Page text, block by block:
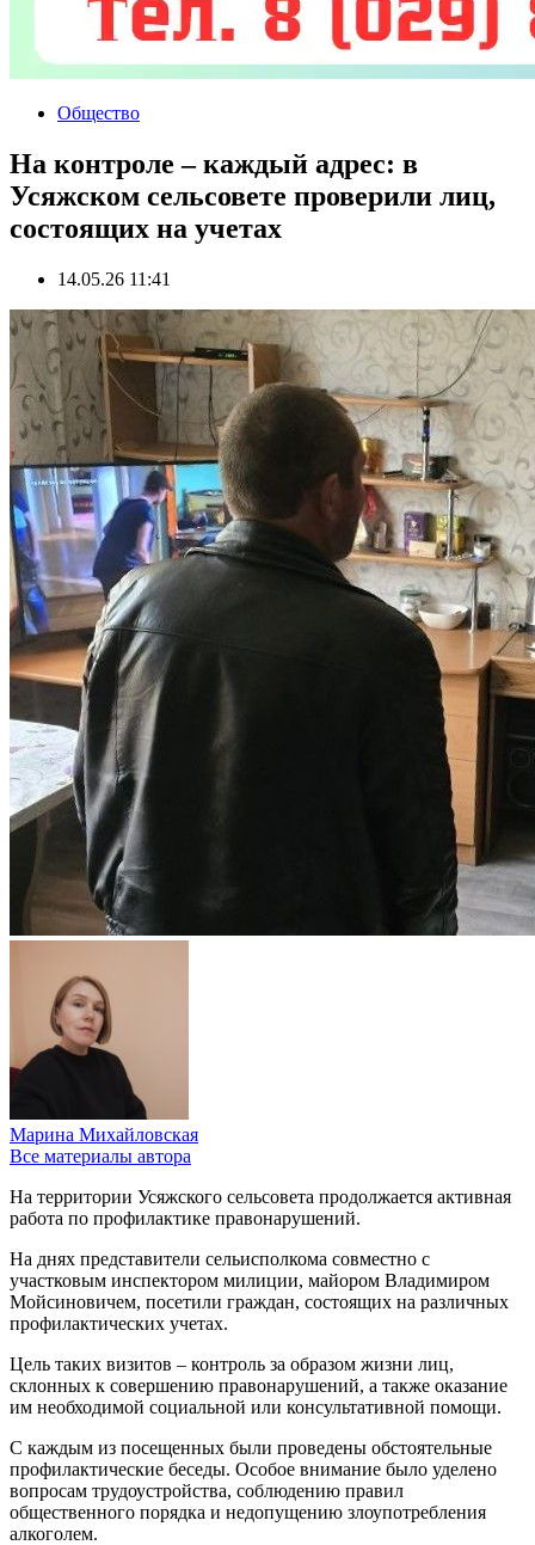
Общество
На контроле – каждый адрес: в
Усяжском сельсовете проверили лиц,
состоящих на учетах
14.05.26 11:41
Марина Михайловская
Все материалы автора
На территории Усяжского сельсовета продолжается активная
работа по профилактике правонарушений.
На днях представители сельисполкома совместно с
участковым инспектором милиции, майором Владимиром
Мойсиновичем, посетили граждан, состоящих на различных
профилактических учетах.
Цель таких визитов – контроль за образом жизни лиц,
склонных к совершению правонарушений, а также оказание
им необходимой социальной или консультативной помощи.
С каждым из посещенных были проведены обстоятельные
профилактические беседы. Особое внимание было уделено
вопросам трудоустройства, соблюдению правил
общественного порядка и недопущению злоупотребления
алкоголем.